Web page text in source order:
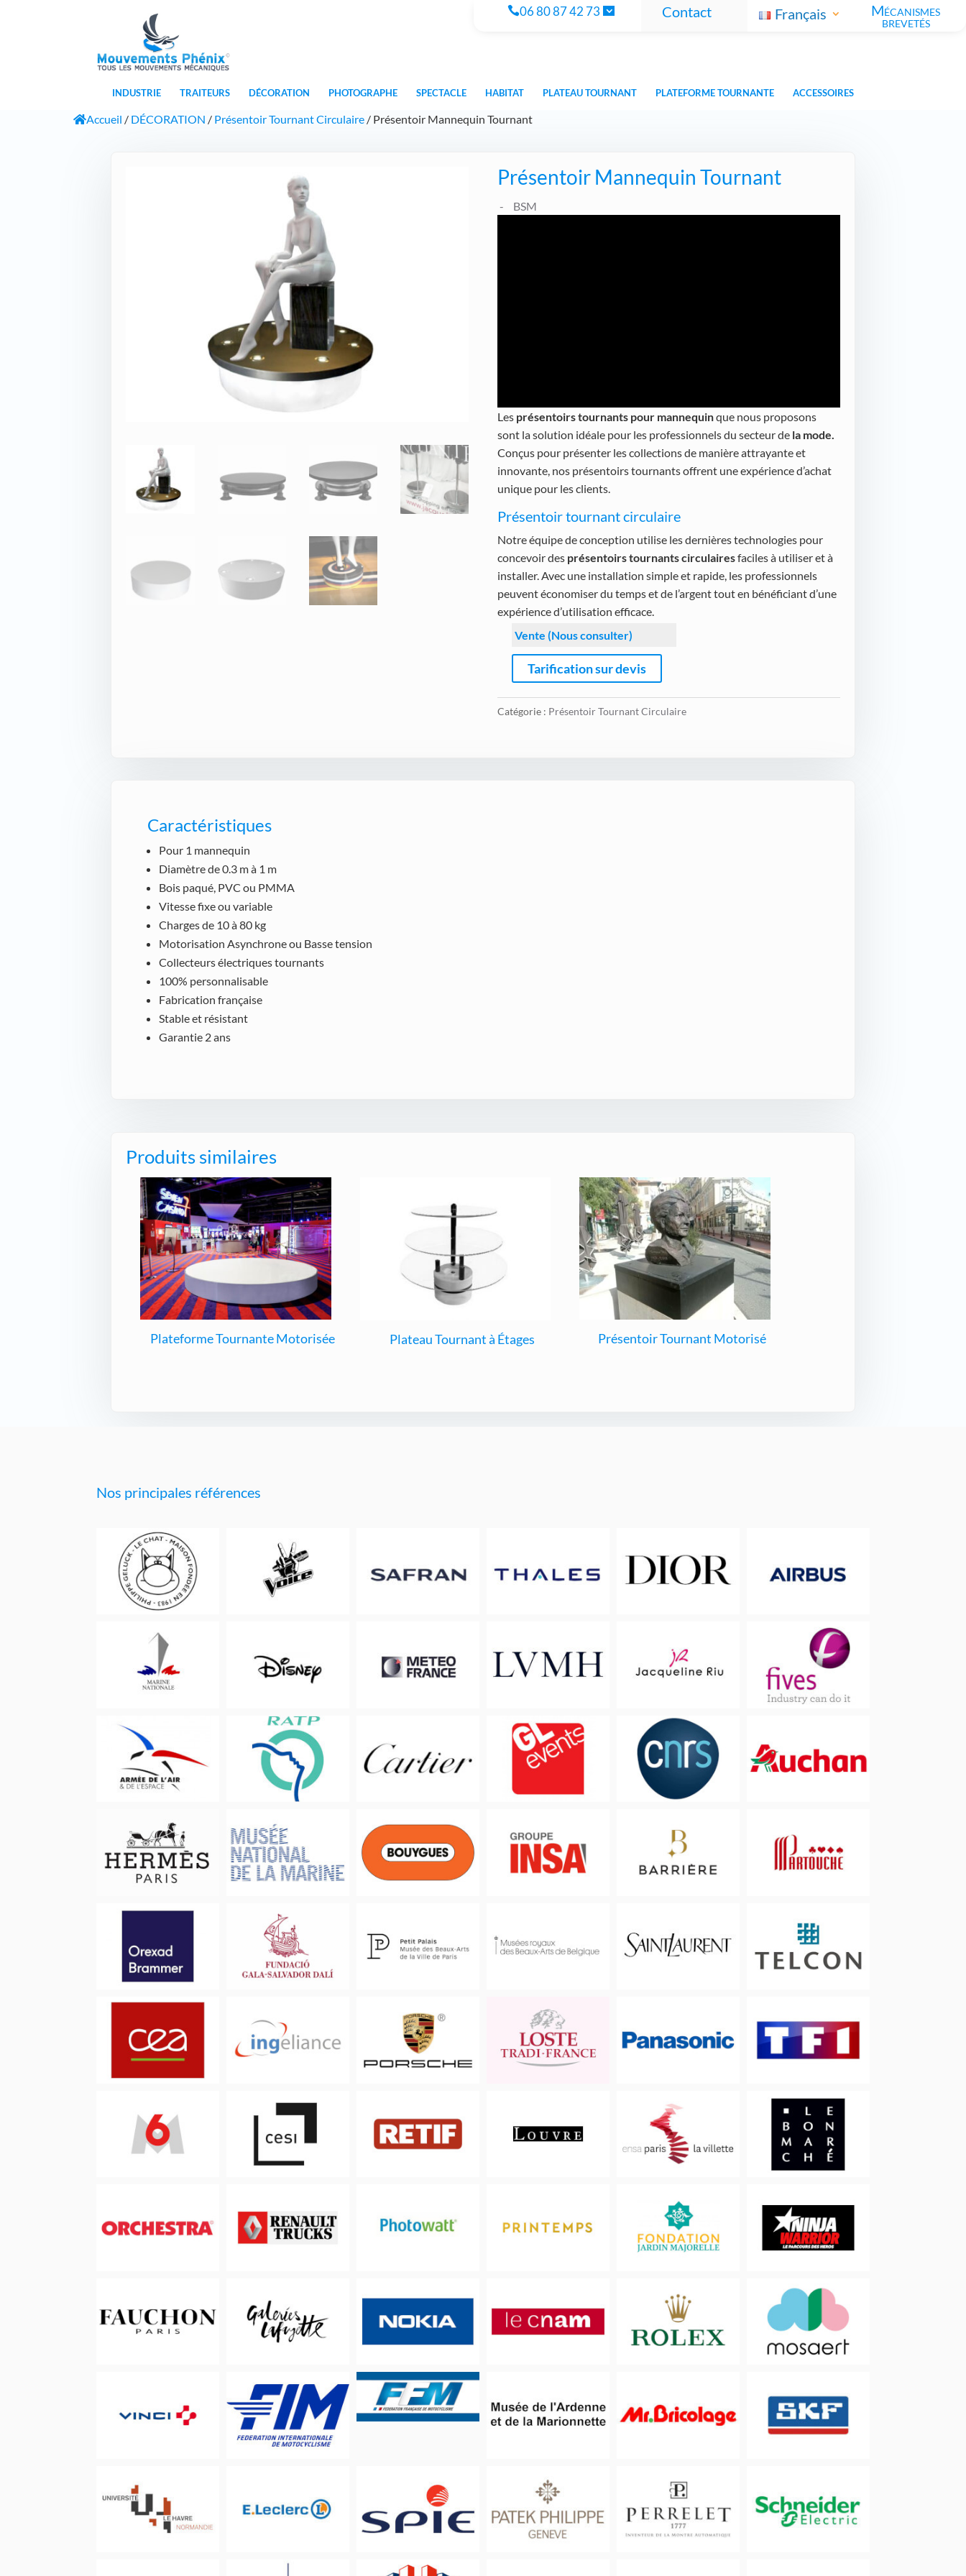
06 80 87 42 73 Contact Français Mécanismes
brevetés
INDUSTRIE TRAITEURS DÉCORATION PHOTOGRAPHE SPECTACLE HABITAT PLATEAU TOURNANT PLATEFORME TOURNANTE ACCESSOIRES
Accueil / DÉCORATION / Présentoir Tournant Circulaire / Présentoir Mannequin Tournant
Présentoir Mannequin Tournant
BSM
Les présentoirs tournants pour mannequinque nous proposons
sont la solution idéale pour les professionnels du secteur de la mode.
Conçus pour présenter les collections de manière attrayante et
innovante, nos présentoirs tournants offrent une expérience d’achat
unique pour les clients.
Présentoir tournant circulaire
Notre équipe de conception utilise les dernières technologies pour
concevoir des présentoirs tournants circulairesfaciles à utiliser et à
installer. Avec une installation simple et rapide, les professionnels
peuvent économiser du temps et de l’argent tout en bénéficiant d’une
expérience d’utilisation efficace.
Vente (Nous consulter)
Tarification sur devis
Catégorie : Présentoir Tournant Circulaire
Caractéristiques
Pour 1 mannequin
Diamètre de 0.3 m à 1 m
Bois paqué, PVC ou PMMA
Vitesse fixe ou variable
Charges de 10 à 80 kg
Motorisation Asynchrone ou Basse tension
Collecteurs électriques tournants
100% personnalisable
Fabrication française
Stable et résistant
Garantie 2 ans
Produits similaires
Plateforme Tournante Motorisée Plateau Tournant à Étages Présentoir Tournant Motorisé
Nos principales références